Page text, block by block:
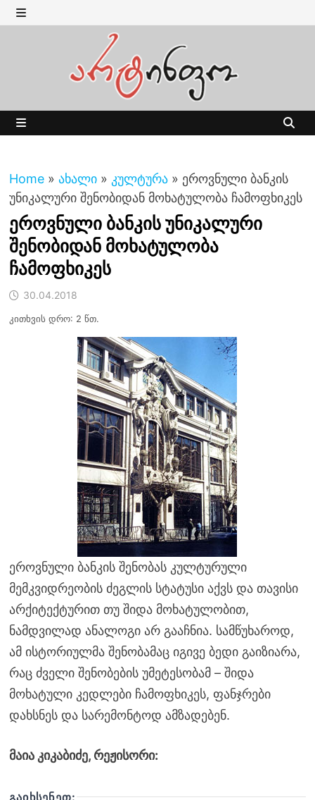
Skip
to MENU
Home » ახალი » კულტურა » ეროვნული ბანკის
უნიკალური შენობიდან მოხატულობა ჩამოფხიკეს
ეროვნული ბანკის უნიკალური
შენობიდან მოხატულობა
ჩამოფხიკეს
30.04.2018
კითხვის დრო: 2 წთ.
ეროვნული ბანკის შენობას კულტურული
მემკვიდრეობის ძეგლის სტატუსი აქვს და თავისი
არქიტექტურით თუ შიდა მოხატულობით,
ნამდვილად ანალოგი არ გააჩნია. სამწუხაროდ,
ამ ისტორიულმა შენობამაც იგივე ბედი გაიზიარა,
რაც ძველი შენობების უმეტესობამ – შიდა
მოხატული კედლები ჩამოფხიკეს, ფანჯრები
დახსნეს და სარემონტოდ ამზადებენ.
მაია კიკაბიძე, რეჟისორი:
ᲒᲐᲘᲮᲡᲔᲜᲔᲗ: